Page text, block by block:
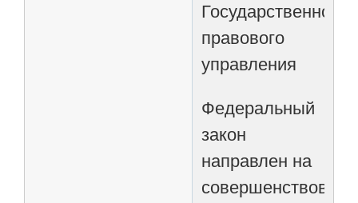
Государственно-
правового
управления
Федеральный
закон
направлен на